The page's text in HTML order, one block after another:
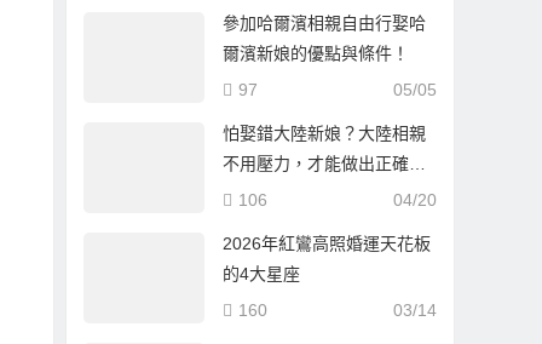
參加哈爾濱相親自由行娶哈
爾濱新娘的優點與條件！
05/05
97
怕娶錯大陸新娘？大陸相親
不用壓力，才能做出正確選
擇！
04/20
106
2026年紅鸞高照婚運天花板
的4大星座
03/14
160